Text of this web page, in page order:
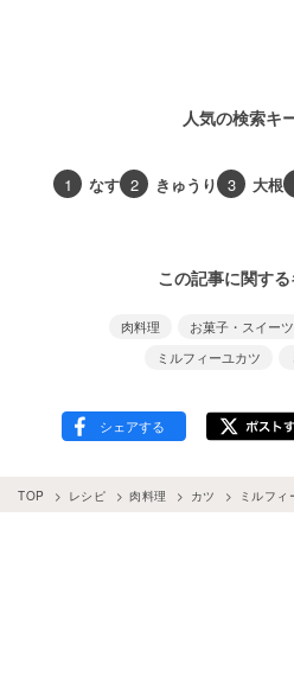
人気の検索キ
1 なす 2 きゅうり 3 大根
この記事に関す
肉料理 お菓子・スイーツ
ミルフィーユカツ
TOP レシピ 肉料理 カツ ミルフィ